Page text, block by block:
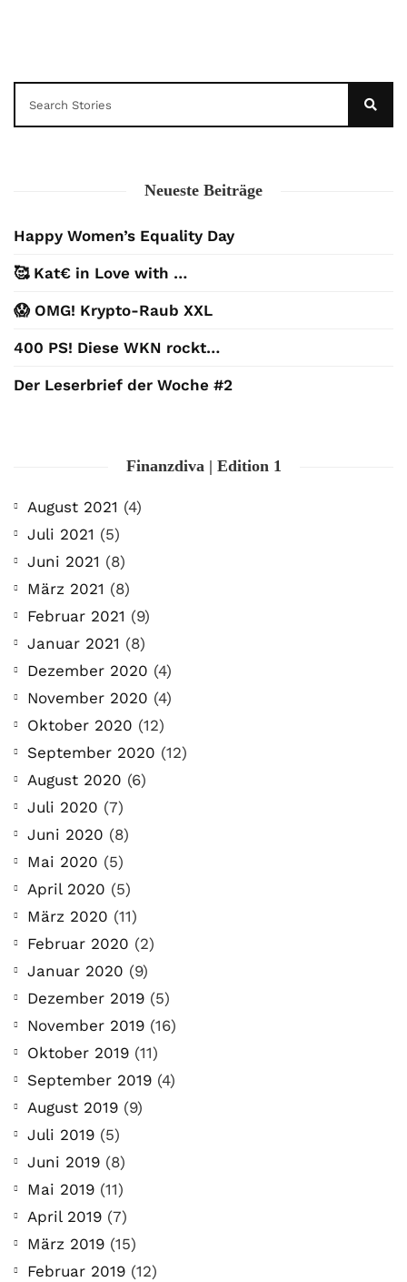
Neueste Beiträge
Happy Women’s Equality Day
🥰 Kat€ in Love with …
😱 OMG! Krypto-Raub XXL
400 PS! Diese WKN rockt…
Der Leserbrief der Woche #2
Finanzdiva | Edition 1
August 2021 (4)
Juli 2021 (5)
Juni 2021 (8)
März 2021 (8)
Februar 2021 (9)
Januar 2021 (8)
Dezember 2020 (4)
November 2020 (4)
Oktober 2020 (12)
September 2020 (12)
August 2020 (6)
Juli 2020 (7)
Juni 2020 (8)
Mai 2020 (5)
April 2020 (5)
März 2020 (11)
Februar 2020 (2)
Januar 2020 (9)
Dezember 2019 (5)
November 2019 (16)
Oktober 2019 (11)
September 2019 (4)
August 2019 (9)
Juli 2019 (5)
Juni 2019 (8)
Mai 2019 (11)
April 2019 (7)
März 2019 (15)
Februar 2019 (12)